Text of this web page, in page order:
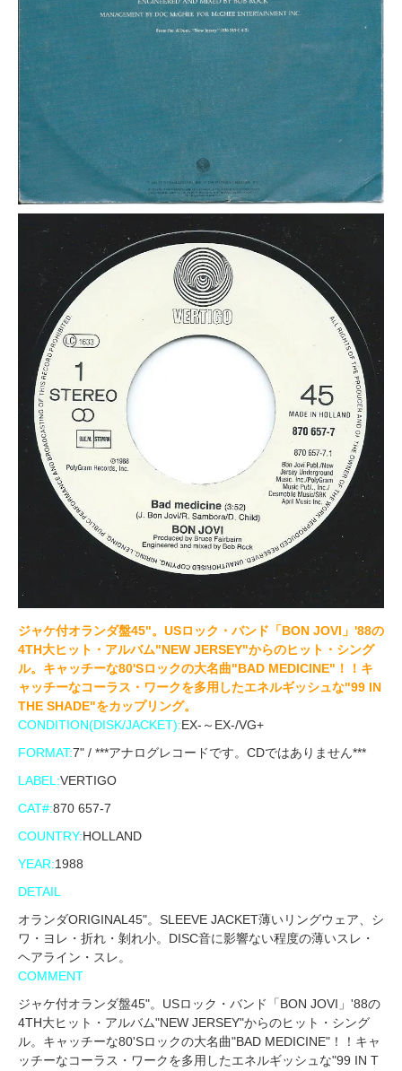
ジャケ付オランダ盤45"。USロック・バンド「BON JOVI」'88の
4TH大ヒット・アルバム"NEW JERSEY"からのヒット・シング
ル。キャッチーな80'Sロックの大名曲"BAD MEDICINE"！！キ
ャッチーなコーラス・ワークを多用したエネルギッシュな"99 IN
THE SHADE"をカップリング。
CONDITION(DISK/JACKET):EX-～EX-/VG+
FORMAT:7" / ***アナログレコードです。CDではありません***
LABEL:VERTIGO
CAT#:870 657-7
COUNTRY:HOLLAND
YEAR:1988
DETAIL
オランダORIGINAL45"。SLEEVE JACKET薄いリングウェア、シ
ワ・ヨレ・折れ・剝れ小。DISC音に影響ない程度の薄いスレ・
ヘアライン・スレ。
COMMENT
ジャケ付オランダ盤45"。USロック・バンド「BON JOVI」'88の
4TH大ヒット・アルバム"NEW JERSEY"からのヒット・シング
ル。キャッチーな80'Sロックの大名曲"BAD MEDICINE"！！キャ
ッチーなコーラス・ワークを多用したエネルギッシュな"99 IN T